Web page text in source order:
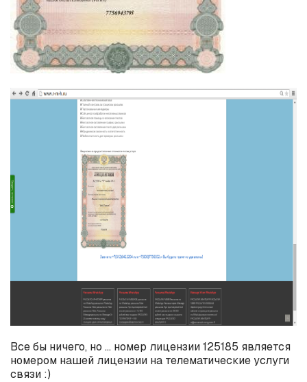
Все бы ничего, но … номер лицензии 125185 является
номером нашей лицензии на телематические услуги
связи :)